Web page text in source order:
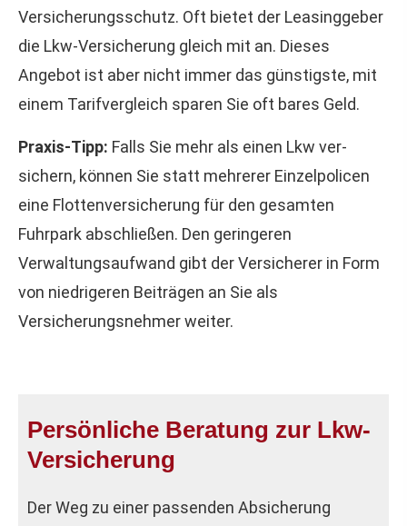
Versicherungsschutz. Oft bietet der Leasinggeber
die Lkw-Versicherung gleich mit an. Dieses
Angebot ist aber nicht immer das günstigste, mit
einem Tarifvergleich sparen Sie oft bares Geld.
Praxis-Tipp: Falls Sie mehr als einen Lkw ver­
sichern, können Sie statt mehrerer Einzelpolicen
eine Flottenversicherung für den gesamten
Fuhrpark abschließen. Den geringeren
Verwaltungsaufwand gibt der Versicherer in Form
von niedrigeren Beiträgen an Sie als
Versicherungsnehmer weiter.
Persönliche Beratung zur Lkw-
Versicherung
Der Weg zu einer passenden Absicherung